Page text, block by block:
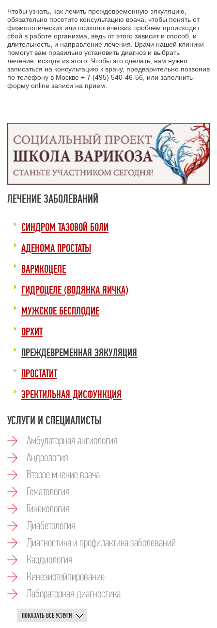
Чтобы узнать, как лечить преждевременную эякуляцию,
обязательно посетите консультацию врача, чтобы понять от
физиологических или психологических проблем происходит
сбой в работе организма, ведь от этого зависит и способ, и
длительность, и направление лечения. Врачи нашей клиники
помогут вам правильно установить диагноз и выбрать
лечение, исходя из этого. Чтобы это сделать, вам нужно
записаться на консультацию к врачу, предварительно позвонив
по телефону в Москве + 7 (495) 540-46-56, или заполнить
форму online записи на прием.
ЛЕЧЕНИЕ ЗАБОЛЕВАНИЙ
СИНДРОМ ТАЗОВОЙ БОЛИ
АДЕНОМА ПРОСТАТЫ
ВАРИКОЦЕЛЕ
ГИДРОЦЕЛЕ (ВОДЯНКА ЯИЧКА)
МУЖСКОЕ БЕСПЛОДИЕ
ОРХИТ
ПРЕЖДЕВРЕМЕННАЯ ЭЯКУЛЯЦИЯ
ПРОСТАТИТ
ЭРЕКТИЛЬНАЯ ДИСФУНКЦИЯ
УСЛУГИ И СПЕЦИАЛИСТЫ
Амбулаторная ангиология
Андрология
Второе мнение врача
Гематология
Гинекология
Диабетология
Диагностика и профилактика заболеваний
Кардиология
Кинезиотейпирование
Лабораторная диагностика
ПОКАЗАТЬ ВСЕ УСЛУГИ